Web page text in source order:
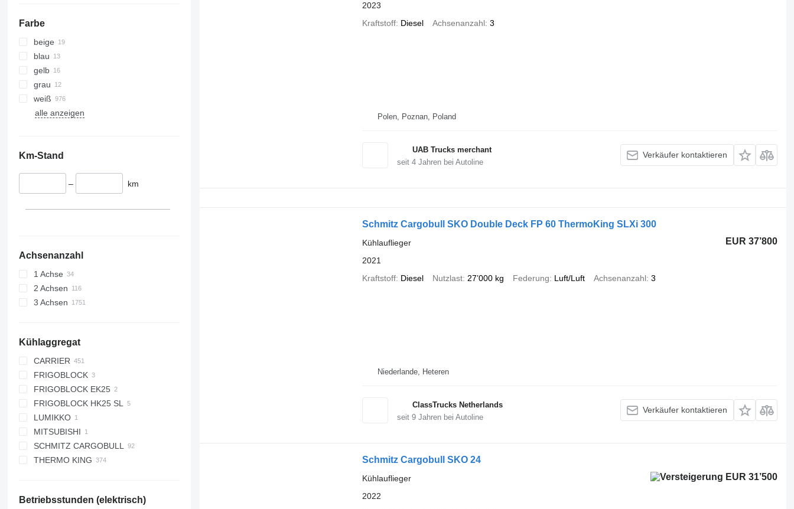
Farbe
beige
blau
gelb
grau
weiß
alle anzeigen
Km-Stand
– km
Achsenanzahl
1 Achse
2 Achsen
3 Achsen
Kühlaggregat
CARRIER
MAXIMA
MAXIMA 100
MAXIMA 1000
MAXIMA 1200
MAXIMA 1300
VECTOR
VECTOR 1350
VECTOR 1800
FRIGOBLOCK
FRIGOBLOCK EK25
FRIGOBLOCK HK25 SL
LUMIKKO
MITSUBISHI
SCHMITZ CARGOBULL
S.CU V 1.0
S.CU dc85
THERMO KING
SB-210
Betriebsstunden (elektrisch)
2023
Kraftstoff Diesel Achsenanzahl 3
Polen, Poznan, Poland
UAB Trucks merchant
seit 4Jahren bei Autoline
Verkäufer kontaktieren
Schmitz Cargobull SKO Double Deck FP 60 ThermoKing SLXi 300
EUR 37’800
Kühlauflieger
2021
Kraftstoff Diesel Nutzlast 27’000 kg Federung Luft/Luft Achsenanzahl 3
Niederlande, Heteren
ClassTrucks Netherlands
seit 9Jahren bei Autoline
Verkäufer kontaktieren
Schmitz Cargobull SKO 24
EUR 31’500
Kühlauflieger
2022